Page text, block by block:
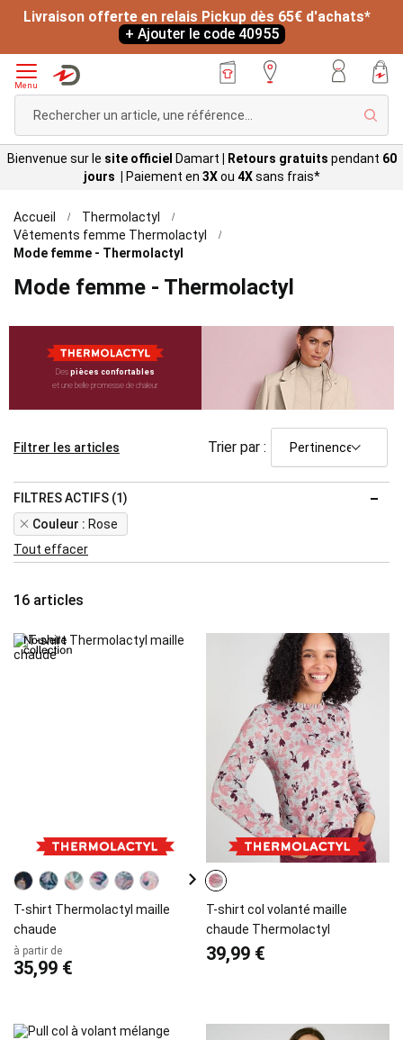
Livraison offerte en relais Pickup dès 65€ d'achats*
+ Ajouter le code 40955
Menu
Bienvenue sur le site officiel Damart Retours gratuits pendant 60
jours |
Paiement en 3Xou 4Xsans frais*
Accueil
Thermolactyl
Vêtements femme Thermolactyl
Mode femme - Thermolactyl
Mode femme - Thermolactyl
Des pièces confortables
et une belle promesse de chaleur.
16 articles
Trier par :
T-shirt Thermolactyl maille
chaude
à partir de
35,99 €
T-shirt col volanté maille
chaude Thermolactyl
39,99 €
Filtrer les articles
FILTRES ACTIFS (1)
Couleur
Rose
Remove
This
Item
Tout effacer